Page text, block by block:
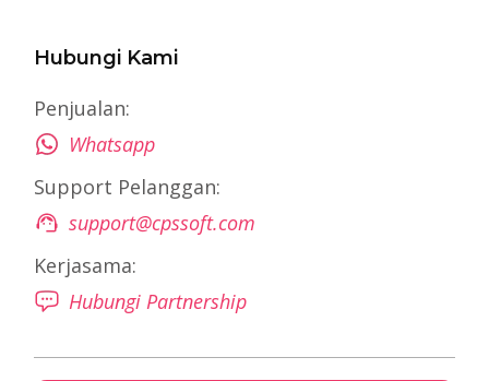
Hubungi Kami
Penjualan:
Whatsapp
Support Pelanggan:
support@cpssoft.com
Kerjasama:
Hubungi Partnership